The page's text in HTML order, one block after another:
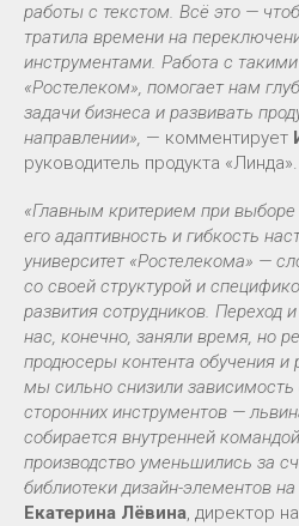
работы с текстом. Всё это —
тратила времени на
инструментами. Работа с
«Ростелеком», помогает нам
задачи бизнеса и развивать
направлении», — комментирует
руководитель продукта «Линда».
«Главным критерием при
его адаптивность и гибкость
университет «Ростелекома» —
со своей структурой и
развития сотрудников. Переход
нас, конечно, заняли время, но
продюсеры контента обучения и
мы сильно снизили зависимость
сторонних инструментов —
собирается внутренней
производство уменьшились за
библиотеки дизайн-элементов
Екатерина Лёвина, директор